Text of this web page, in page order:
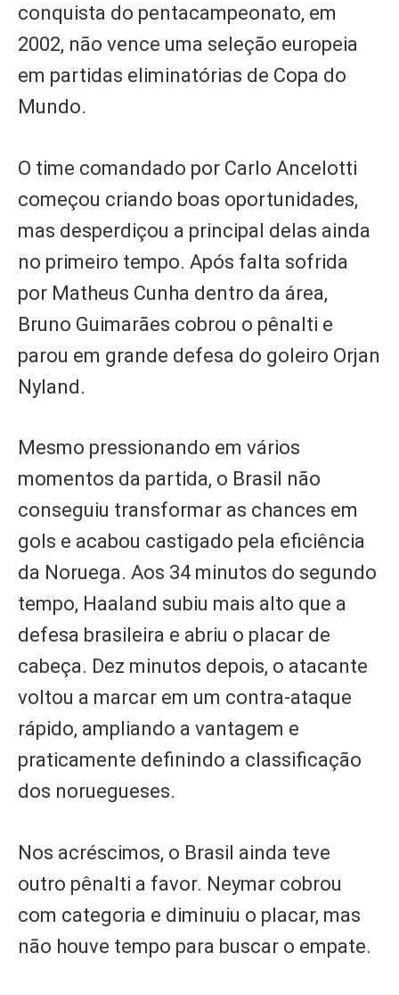
conquista do pentacampeonato, em
2002, não vence uma seleção europeia
em partidas eliminatórias de Copa do
Mundo.
O time comandado por Carlo Ancelotti
começou criando boas oportunidades,
mas desperdiçou a principal delas ainda
no primeiro tempo. Após falta sofrida
por Matheus Cunha dentro da área,
Bruno Guimarães cobrou o pênalti e
parou em grande defesa do goleiro Orjan
Nyland.
Mesmo pressionando em vários
momentos da partida, o Brasil não
conseguiu transformar as chances em
gols e acabou castigado pela eficiência
da Noruega. Aos 34 minutos do segundo
tempo, Haaland subiu mais alto que a
defesa brasileira e abriu o placar de
cabeça. Dez minutos depois, o atacante
voltou a marcar em um contra-ataque
rápido, ampliando a vantagem e
praticamente definindo a classificação
dos noruegueses.
Nos acréscimos, o Brasil ainda teve
outro pênalti a favor. Neymar cobrou
com categoria e diminuiu o placar, mas
não houve tempo para buscar o empate.